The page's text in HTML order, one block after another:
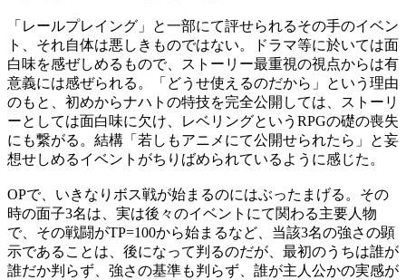
「レールプレイング」と一部にて評せられるその手のイベン
ト、それ自体は悪しきものではない。ドラマ等に於いては面
白味を感ぜしめるもので、ストーリー最重視の視点からは有
意義には感ぜられる。「どうせ使えるのだから」という理由
のもと、初めからナハトの特技を完全公開しては、ストーリ
ーとしては面白味に欠け、レベリングというRPGの礎の喪失
にも繋がる。結構「若しもアニメにて公開せられたら」と妄
想せしめるイベントがちりばめられているように感じた。
OPで、いきなりボス戦が始まるのにはぶったまげる。その
時の面子3名は、実は後々のイベントにて関わる主要人物
で、その戦闘がTP=100から始まるなど、当該3名の強さの顕
示であることは、後になって判るのだが、最初のうちは誰が
誰だか判らず、強さの基準も判らず、誰が主人公かの実感が